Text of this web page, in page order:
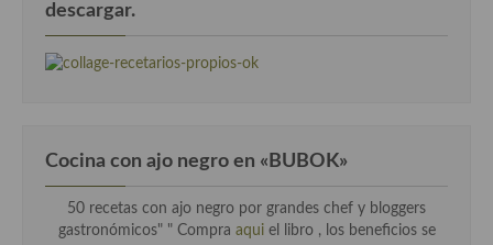
descargar.
Cocina con ajo negro en «BUBOK»
50 recetas con ajo negro por grandes chef y bloggers
gastronómicos" " Compra aqui el libro , los beneficios se